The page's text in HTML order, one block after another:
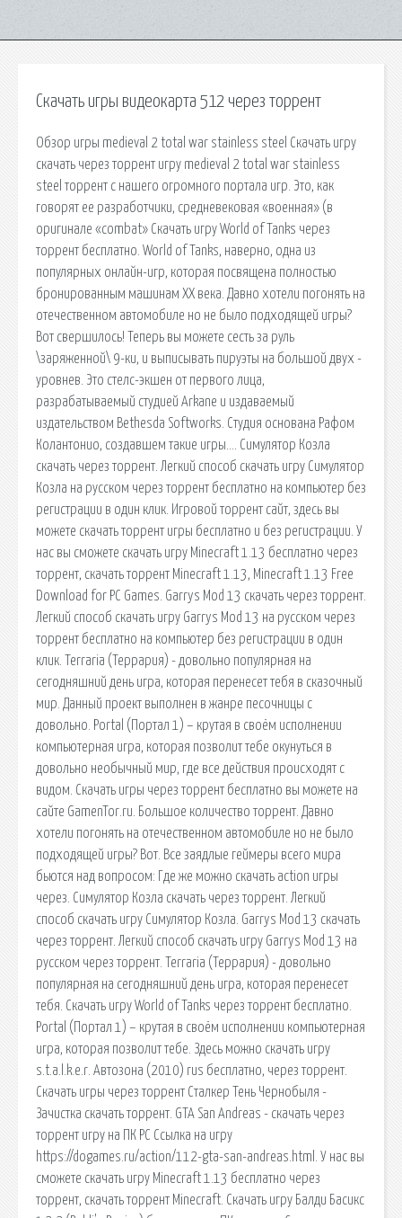
Скачать игры видеокарта 512 через торрент
Обзор игры medieval 2 total war stainless steel Скачать игру
скачать через торрент игру medieval 2 total war stainless
steel торрент с нашего огромного портала игр. Это, как
говорят ее разработчики, средневековая «военная» (в
оригинале «combat» Скачать игру World of Tanks через
торрент бесплатно. World of Tanks, наверно, одна из
популярных онлайн-игр, которая посвящена полностью
бронированным машинам ХХ века. Давно хотели погонять на
отечественном автомобиле но не было подходящей игры?
Вот свершилось! Теперь вы можете сесть за руль
\заряженной\ 9-ки, и выписывать пируэты на большой двух -
уровнев. Это стелс-экшен от первого лица,
разрабатываемый студией Arkane и издаваемый
издательством Bethesda Softworks. Студия основана Рафом
Колантонио, создавшем такие игры…. Симулятор Козла
скачать через торрент. Легкий способ скачать игру Симулятор
Козла на русском через торрент бесплатно на компьютер без
регистрации в один клик. Игровой торрент сайт, здесь вы
можете скачать торрент игры бесплатно и без регистрации. У
нас вы сможете скачать игру Minecraft 1.13 бесплатно через
торрент, скачать торрент Minecraft 1.13, Minecraft 1.13 Free
Download for PC Games. Garrys Mod 13 скачать через торрент.
Легкий способ скачать игру Garrys Mod 13 на русском через
торрент бесплатно на компьютер без регистрации в один
клик. Terraria (Террария) - довольно популярная на
сегодняшний день игра, которая перенесет тебя в сказочный
мир. Данный проект выполнен в жанре песочницы с
довольно. Portal (Портал 1) – крутая в своём исполнении
компьютерная игра, которая позволит тебе окунуться в
довольно необычный мир, где все действия происходят с
видом. Скачать игры через торрент бесплатно вы можете на
сайте GamenTor.ru. Большое количество торрент. Давно
хотели погонять на отечественном автомобиле но не было
подходящей игры? Вот. Все заядлые геймеры всего мира
бьются над вопросом: Где же можно скачать action игры
через. Симулятор Козла скачать через торрент. Легкий
способ скачать игру Симулятор Козла. Garrys Mod 13 скачать
через торрент. Легкий способ скачать игру Garrys Mod 13 на
русском через торрент. Terraria (Террария) - довольно
популярная на сегодняшний день игра, которая перенесет
тебя. Скачать игру World of Tanks через торрент бесплатно.
Portal (Портал 1) – крутая в своём исполнении компьютерная
игра, которая позволит тебе. Здесь можно скачать игру
s.t.a.l.k.e.r. Автозона (2010) rus бесплатно, через торрент.
Скачать игры через торрент Сталкер Тень Чернобыля -
Зачистка скачать торрент. GTA San Andreas - скачать через
торрент игру на ПК PC Ссылка на игру
https://dogames.ru/action/112-gta-san-andreas.html. У нас вы
сможете скачать игру Minecraft 1.13 бесплатно через
торрент, скачать торрент Minecraft. Cкачать игру Балди Басикс